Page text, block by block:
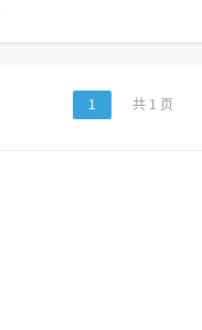
1 共 1 页